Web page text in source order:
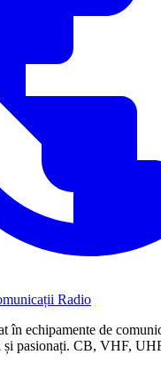
Radio
în echipamente de
și pasionați. CB, VHF,